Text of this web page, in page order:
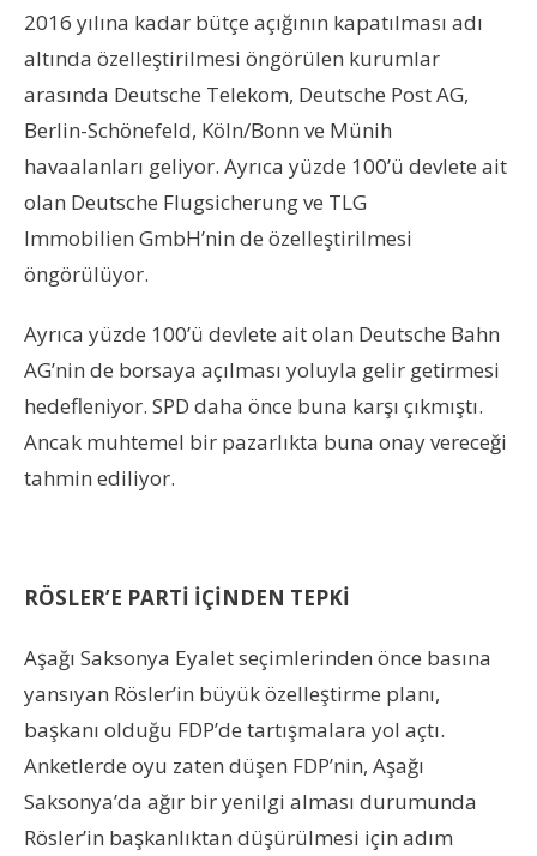
2016 yılına kadar bütçe açığının kapatılması adı
altında özelleştirilmesi öngörülen kurumlar
arasında Deutsche Telekom, Deutsche Post AG,
Berlin-Schönefeld, Köln/Bonn ve Münih
havaalanları geliyor. Ayrıca yüzde 100’ü devlete ait
olan Deutsche Flugsicherung ve TLG
Immobilien GmbH’nin de özelleştirilmesi
öngörülüyor.
Ayrıca yüzde 100’ü devlete ait olan Deutsche Bahn
AG’nin de borsaya açılması yoluyla gelir getirmesi
hedefleniyor. SPD daha önce buna karşı çıkmıştı.
Ancak muhtemel bir pazarlıkta buna onay vereceği
tahmin ediliyor.
RÖSLER’E PARTİ İÇİNDEN TEPKİ
Aşağı Saksonya Eyalet seçimlerinden önce basına
yansıyan Rösler’in büyük özelleştirme planı,
başkanı olduğu FDP’de tartışmalara yol açtı.
Anketlerde oyu zaten düşen FDP’nin, Aşağı
Saksonya’da ağır bir yenilgi alması durumunda
Rösler’in başkanlıktan düşürülmesi için adım